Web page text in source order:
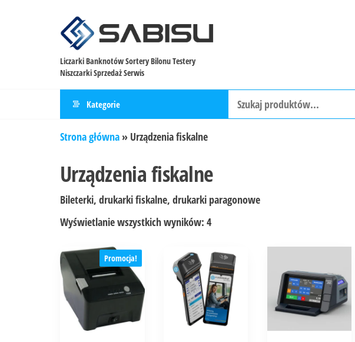
Liczarki Banknotów Sortery Bilonu Testery
Niszczarki Sprzedaż Serwis
Kategorie
Strona główna » Urządzenia fiskalne
Urządzenia fiskalne
Bileterki, drukarki fiskalne, drukarki paragonowe
Wyświetlanie wszystkich wyników: 4
Promocja!